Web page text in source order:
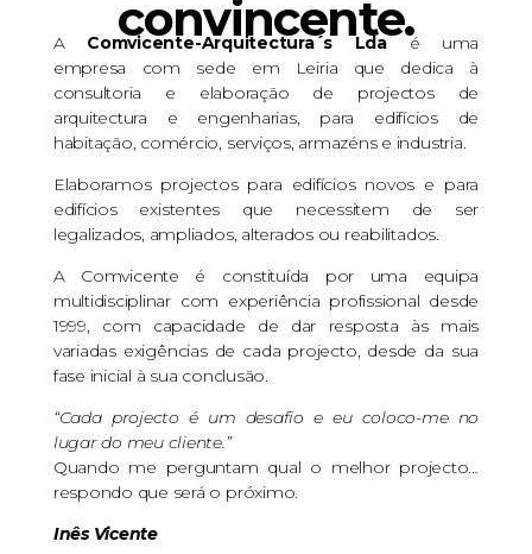
convincente.
A Comvicente-Arquitectura´s Lda é uma
empresa com sede em Leiria que dedica à
consultoria e elaboração de projectos de
arquitectura e engenharias, para edifícios de
habitação, comércio, serviços, armazéns e industria.
Elaboramos projectos para edifícios novos e para
edifícios existentes que necessitem de ser
legalizados, ampliados, alterados ou reabilitados.
A Comvicente é constituída por uma equipa
multidisciplinar com experiência profissional desde
1999, com capacidade de dar resposta às mais
variadas exigências de cada projecto, desde da sua
fase inicial à sua conclusão.
“Cada projecto é um desafio e eu coloco-me no
lugar do meu cliente.”
Quando me perguntam qual o melhor projecto…
respondo que será o próximo.
Inês Vicente